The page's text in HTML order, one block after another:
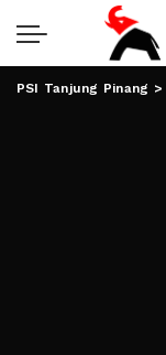
PSI Tanjung Pinang >